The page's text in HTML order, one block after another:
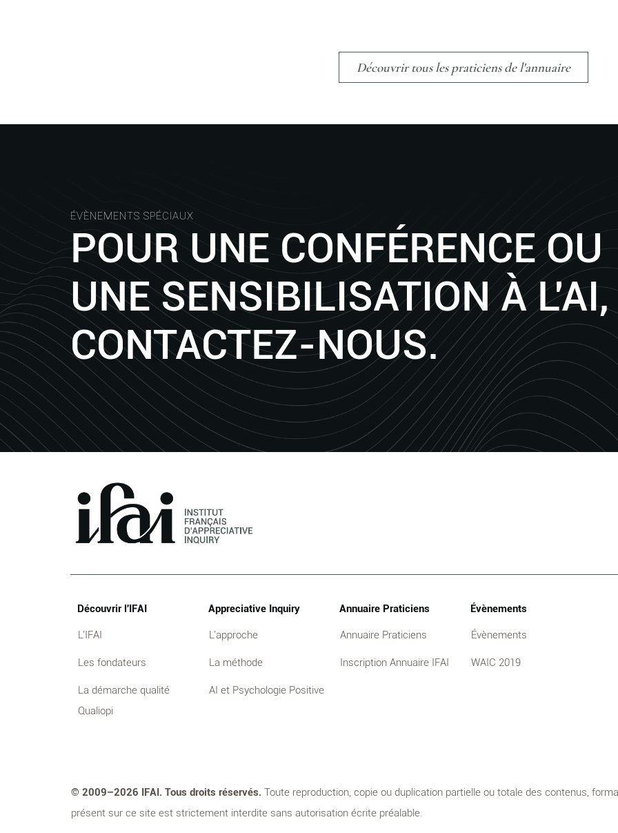
Découvrir tous les praticiens de l'annuaire
ÉVÈNEMENTS SPÉCIAUX
POUR UNE CONFÉRENCE OU
UNE SENSIBILISATION À L'AI,
CONTACTEZ-NOUS.
Découvrir l'IFAI
L'IFAI
Les fondateurs
La démarche qualité
Qualiopi
Appreciative Inquiry
L'approche
La méthode
AI et Psychologie Positive
Annuaire Praticiens
Annuaire Praticiens
Inscription Annuaire IFAI
Évènements
Évènements
WAIC 2019
© 2009–2026 IFAI. Tous droits réservés. Toute reproduction, copie ou duplication partielle ou totale des contenus,
présent sur ce site est strictement interdite sans autorisation écrite préalable.